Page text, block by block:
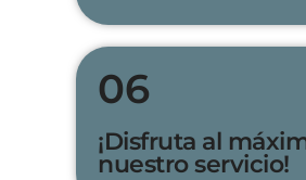
06
¡Disfruta al
nuestro servicio!